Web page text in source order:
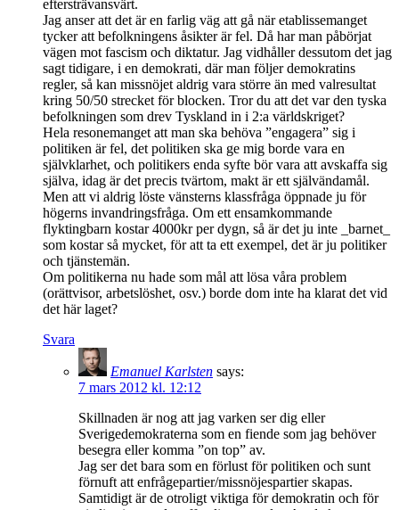
eftersträvansvärt.
Jag anser att det är en farlig väg att gå när etablissemanget
tycker att befolkningens åsikter är fel. Då har man påbörjat
vägen mot fascism och diktatur. Jag vidhåller dessutom det jag
sagt tidigare, i en demokrati, där man följer demokratins
regler, så kan missnöjet aldrig vara större än med valresultat
kring 50/50 strecket för blocken. Tror du att det var den tyska
befolkningen som drev Tyskland in i 2:a världskriget?
Hela resonemanget att man ska behöva ”engagera” sig i
politiken är fel, det politiken ska ge mig borde vara en
självklarhet, och politikers enda syfte bör vara att avskaffa sig
själva, idag är det precis tvärtom, makt är ett självändamål.
Men att vi aldrig löste vänsterns klassfråga öppnade ju för
högerns invandringsfråga. Om ett ensamkommande
flyktingbarn kostar 4000kr per dygn, så är det ju inte _barnet_
som kostar så mycket, för att ta ett exempel, det är ju politiker
och tjänstemän.
Om politikerna nu hade som mål att lösa våra problem
(orättvisor, arbetslöshet, osv.) borde dom inte ha klarat det vid
det här laget?
Svara
Emanuel Karlsten says:
7 mars 2012 kl. 12:12
Skillnaden är nog att jag varken ser dig eller
Sverigedemokraterna som en fiende som jag behöver
besegra eller komma ”on top” av.
Jag ser det bara som en förlust för politiken och sunt
förnuft att enfrågepartier/missnöjespartier skapas.
Samtidigt är de otroligt viktiga för demokratin och för